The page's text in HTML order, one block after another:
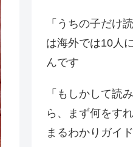
「うちの子だけ
は海外では10人
んです
「もしかして読
ら、まず何をす
まるわかりガイド